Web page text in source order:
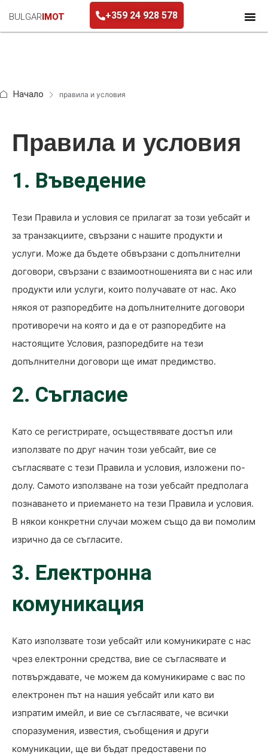
BULGARIMOT +359 24 928 578
Начало правила и условия
Правила и условия
1. Въведение
Тези Правила и условия се прилагат за този уебсайт и
за транзакциите, свързани с нашите продукти и
услуги. Може да бъдете обвързани с допълнителни
договори, свързани с взаимоотношенията ви с нас или
продукти или услуги, които получавате от нас. Ако
някоя от разпоредбите на допълнителните договори
противоречи на която и да е от разпоредбите на
настоящите Условия, разпоредбите на тези
допълнителни договори ще имат предимство.
2. Съгласие
Като се регистрирате, осъществявате достъп или
използвате по друг начин този уебсайт, вие се
съгласявате с тези Правила и условия, изложени по-
долу. Самото използване на този уебсайт предполага
познаването и приемането на тези Правила и условия.
В някои конкретни случаи можем също да ви помолим
изрично да се съгласите.
3. Електронна
комуникация
Като използвате този уебсайт или комуникирате с нас
чрез електронни средства, вие се съгласявате и
потвърждавате, че можем да комуникираме с вас по
електронен път на нашия уебсайт или като ви
изпратим имейл, и вие се съгласявате, че всички
споразумения, известия, съобщения и други
комуникации, ще ви бъдат предоставени по